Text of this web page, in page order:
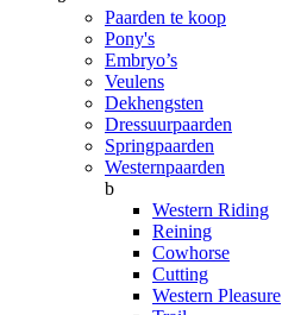
Paarden te koop
Pony's
Embryo’s
Veulens
Dekhengsten
Dressuurpaarden
Springpaarden
Westernpaarden
b
Western Riding
Reining
Cowhorse
Cutting
Western Pleasure